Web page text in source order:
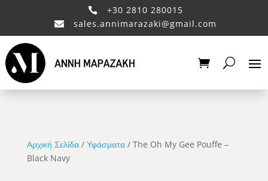
 +30 2810 280015
 sales.annimarazaki@gmail.com
Αρχική Σελίδα/ Υφάσματα/ The Oh My Gee Pouffe –
Black Navy